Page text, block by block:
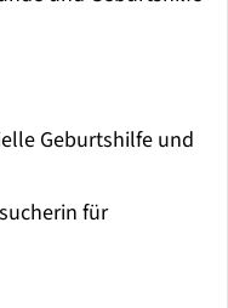
Geburtshilfe und
für